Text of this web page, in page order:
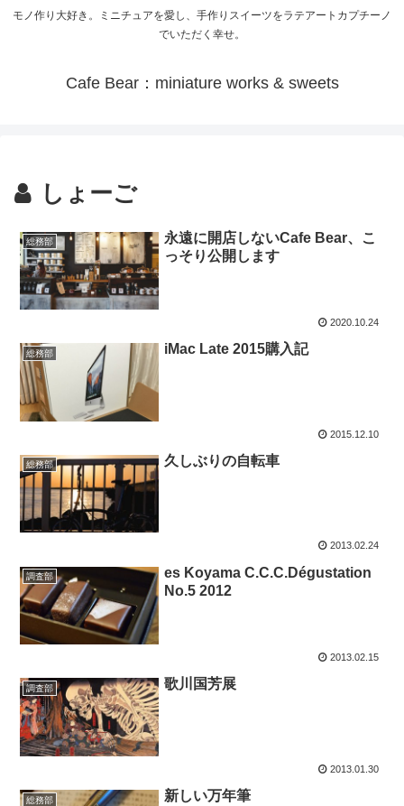
モノ作り大好き。ミニチュアを愛し、手作りスイーツをラテアートカプチーノ
でいただく幸せ。
Cafe Bear：miniature works & sweets
しょーご
総務部
永遠に開店しないCafe Bear、こ
っそり公開します
2020.10.24
総務部 iMac Late 2015購入記
2015.12.10
総務部 久しぶりの自転車
2013.02.24
調査部
es Koyama C.C.C.Dégustation
No.5 2012
2013.02.15
調査部 歌川国芳展
2013.01.30
総務部 新しい万年筆